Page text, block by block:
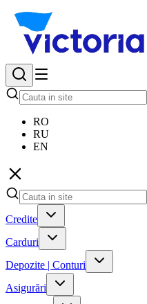
RO
RU
EN
Credite
Carduri
Depozite | Conturi
Asigurări